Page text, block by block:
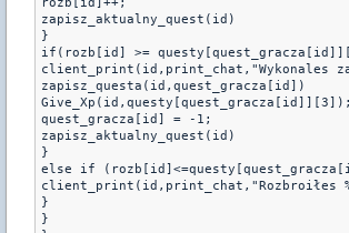
zapisz_aktualny_quest(id)
}
if(rozb[id] >=
client_print(id,print_chat,"Wykonales
zapisz_questa(id,quest_gracza[id])
Give_Xp(id,questy[quest_gracza[id]][3]);
quest_gracza[id] = -1;
zapisz_aktualny_quest(id)
}
else if
client_print(id,print_chat,"Rozbroiłes
}
}